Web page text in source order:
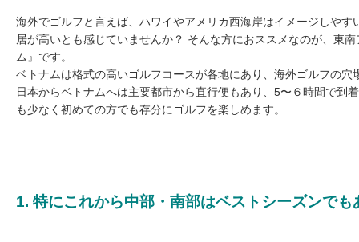
海外でゴルフと言えば、ハワイやアメリカ西海岸はイメージしやす
居が高いとも感じていませんか？ そんな方におススメなのが、東
ム』です。
ベトナムは格式の高いゴルフコースが各地にあり、海外ゴルフの穴
日本からベトナムへは主要都市から直行便もあり、5〜６時間で到
も少なく初めての方でも存分にゴルフを楽しめます。
1. 特にこれから中部・南部はベストシーズンでも